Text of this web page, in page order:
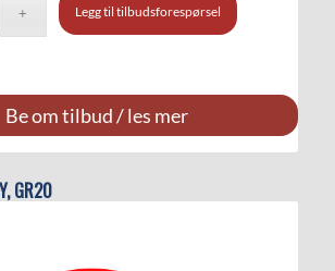
Legg til tilbudsforespørsel
Be om tilbud / les mer
GR20